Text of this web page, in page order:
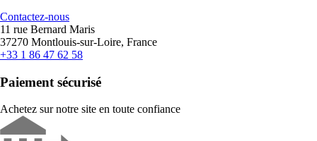
Contactez-nous
11 rue Bernard Maris
37270 Montlouis-sur-Loire, France
+33 1 86 47 62 58
Paiement sécurisé
Achetez sur notre site en toute confiance